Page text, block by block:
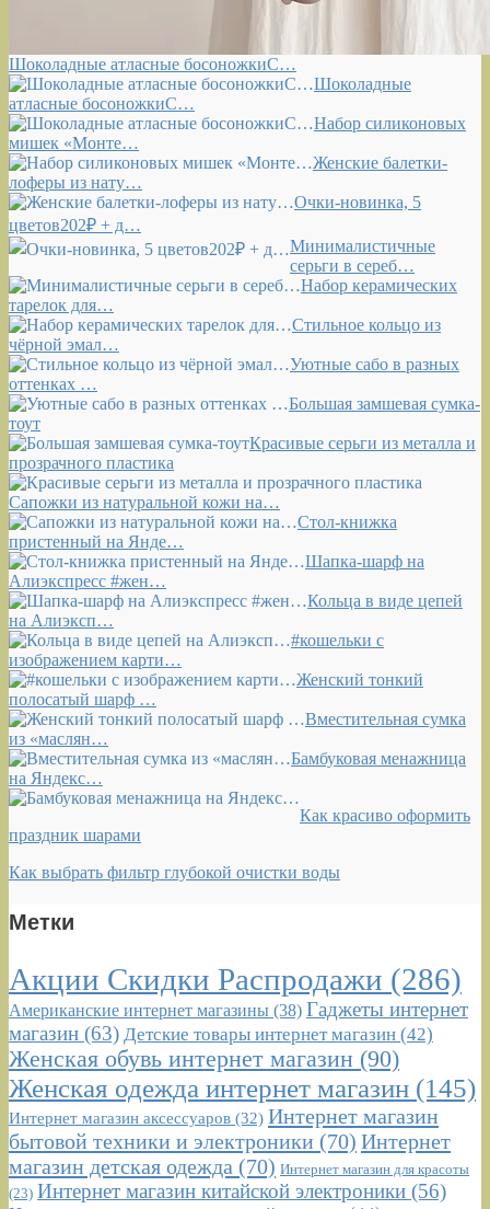
Шоколадные атласные босоножкиС…
Шоколадные
атласные босоножкиС…
Набор силиконовых
мишек «Монте…
Женские балетки-
лоферы из нату…
Очки-новинка, 5
цветов202₽ + д…
Минималистичные
серьги в сереб…
Набор керамических
тарелок для…
Стильное кольцо из
чёрной эмал…
Уютные сабо в разных
оттенках …
Большая замшевая сумка-
тоут
Красивые серьги из металла и
прозрачного пластика
Сапожки из натуральной кожи на…
Стол-книжка
пристенный на Янде…
Шапка-шарф на
Алиэкспресс #жен…
Кольца в виде цепей
на Алиэксп…
#кошельки с
изображением карти…
Женский тонкий
полосатый шарф …
Вместительная сумка
из «маслян…
Бамбуковая менажница
на Яндекс…
Как красиво оформить
праздник шарами
Как выбрать фильтр глубокой очистки воды
Метки
Акции Скидки Распродажи (286)
Американские интернет магазины (38) Гаджеты интернет
магазин (63) Детские товары интернет магазин (42)
Женская обувь интернет магазин (90)
Женская одежда интернет магазин (145)
Интернет магазин аксессуаров (32) Интернет магазин
бытовой техники и электроники (70) Интернет
магазин детская одежда (70) Интернет магазин для красоты
(23) Интернет магазин китайской электроники (56)